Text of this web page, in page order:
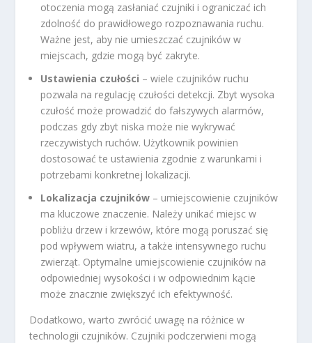
otoczenia mogą zasłaniać czujniki i ograniczać ich
zdolność do prawidłowego rozpoznawania ruchu.
Ważne jest, aby nie umieszczać czujników w
miejscach, gdzie mogą być zakryte.
Ustawienia czułości – wiele czujników ruchu
pozwala na regulację czułości detekcji. Zbyt wysoka
czułość może prowadzić do fałszywych alarmów,
podczas gdy zbyt niska może nie wykrywać
rzeczywistych ruchów. Użytkownik powinien
dostosować te ustawienia zgodnie z warunkami i
potrzebami konkretnej lokalizacji.
Lokalizacja czujników – umiejscowienie czujników
ma kluczowe znaczenie. Należy unikać miejsc w
pobliżu drzew i krzewów, które mogą poruszać się
pod wpływem wiatru, a także intensywnego ruchu
zwierząt. Optymalne umiejscowienie czujników na
odpowiedniej wysokości i w odpowiednim kącie
może znacznie zwiększyć ich efektywność.
Dodatkowo, warto zwrócić uwagę na różnice w
technologii czujników. Czujniki podczerwieni mogą